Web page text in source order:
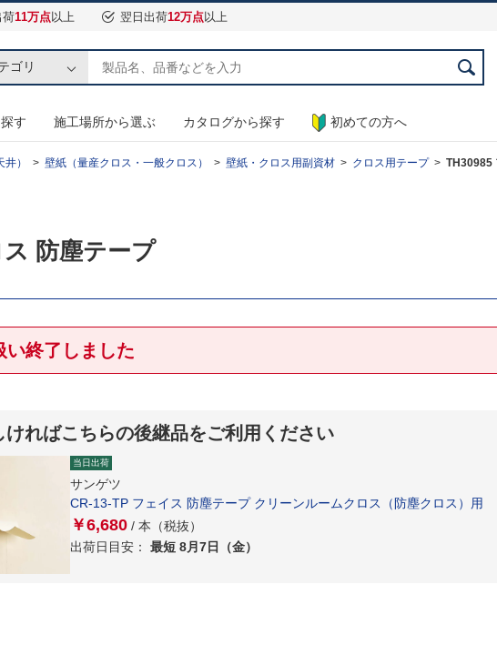
荷11万点以上 翌日出荷12万点以上
ゴリ
す 施工場所から選ぶ カタログから探す 初めての方へ
） 壁紙（量産クロス・一般クロス） 壁紙・クロス用副資材 クロス用テープ TH30985
防塵テープ
い終了しました
ければこちらの後継品をご利用ください
当日出荷
サンゲツ
CR-13-TP フェイス 防塵テープ クリーンルームクロス（防塵クロス）用
￥6,680 / 本（税抜）
出荷日目安：
最短 8月7日（金）